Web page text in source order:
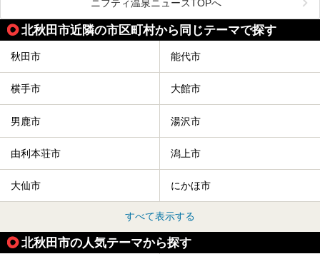
さんの提灯をぶらさげた大きな竿燈を「ドッコイショ」の掛
け声にあわせて秋田駅周辺を練り歩きます。
竿燈の数は230本、１万個の提灯がまるで天の川のように連
なり、秋田の夜を照らします。
竿燈まつりを見た後は、秋田の温泉で骨休め。秋田美人を生
ニフティ温泉ニュースTOPへ
北秋田市近隣の市区町村から同じテーマで探す
秋田市 能代市
横手市 大館市
男鹿市 湯沢市
由利本荘市 潟上市
大仙市 にかほ市
すべて表示する
北秋田市の人気テーマから探す